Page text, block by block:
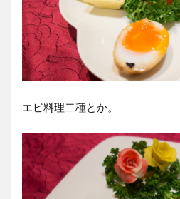
エビ料理二種とか。